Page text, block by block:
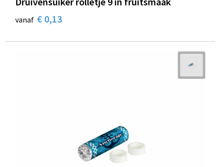
vanaf € 0,13